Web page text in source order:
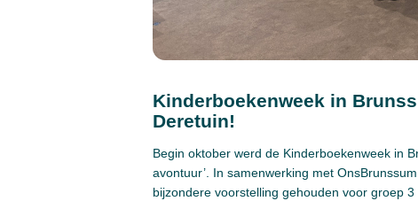
Kinderboekenweek in
Deretuin!
Begin oktober werd de Kinderboekenweek in
avontuur’. In samenwerking met
bijzondere voorstelling gehouden voor groep